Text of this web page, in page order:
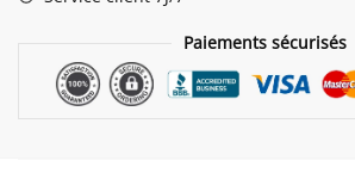
Paiements sécurisés